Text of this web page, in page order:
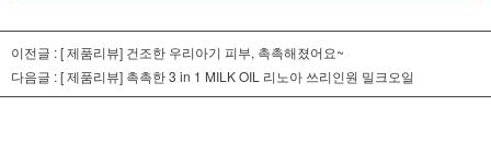
이전글 :[ 제품리뷰] 건조한 우리아기 피부, 촉촉해졌어요~
다음글 :[ 제품리뷰] 촉촉한 3 in 1 MILK OIL 리노아 쓰리인원 밀크오일